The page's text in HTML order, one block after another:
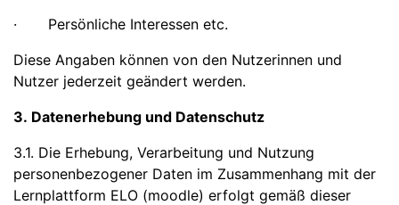
· Persönliche Interessen etc.
Diese Angaben können von den Nutzerinnen und
Nutzer jederzeit geändert werden.
3. Datenerhebung und Datenschutz
3.1. Die Erhebung, Verarbeitung und Nutzung
personenbezogener Daten im Zusammenhang mit der
Lernplattform ELO (moodle) erfolgt gemäß dieser